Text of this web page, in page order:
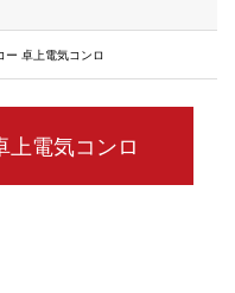
ー 卓上電気コンロ
上電気コンロ